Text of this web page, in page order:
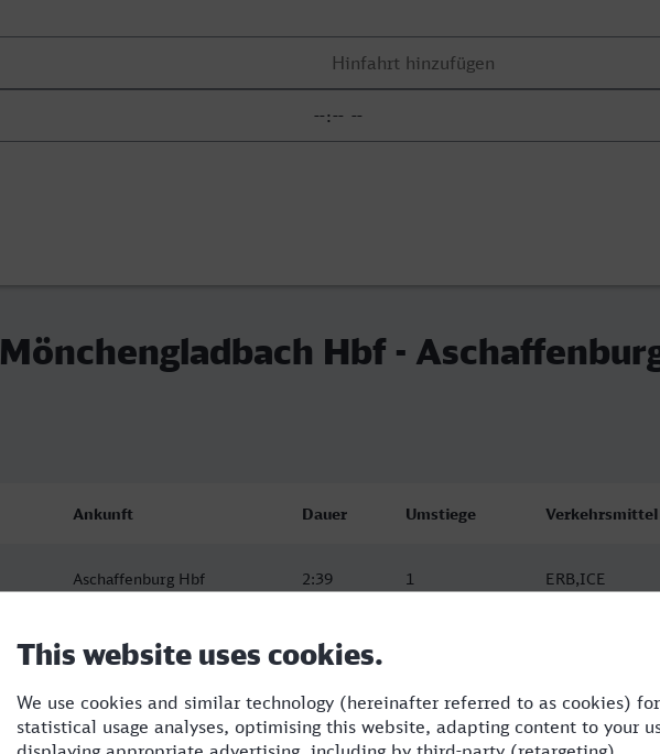
Mönchengladbach Hbf -
Ankunft Dauer Umstiege Verkehrsmittel
Aschaffenburg Hbf
2:39 1 ERB,ICE
Aschaffenburg Hbf
18.08.26
2:39